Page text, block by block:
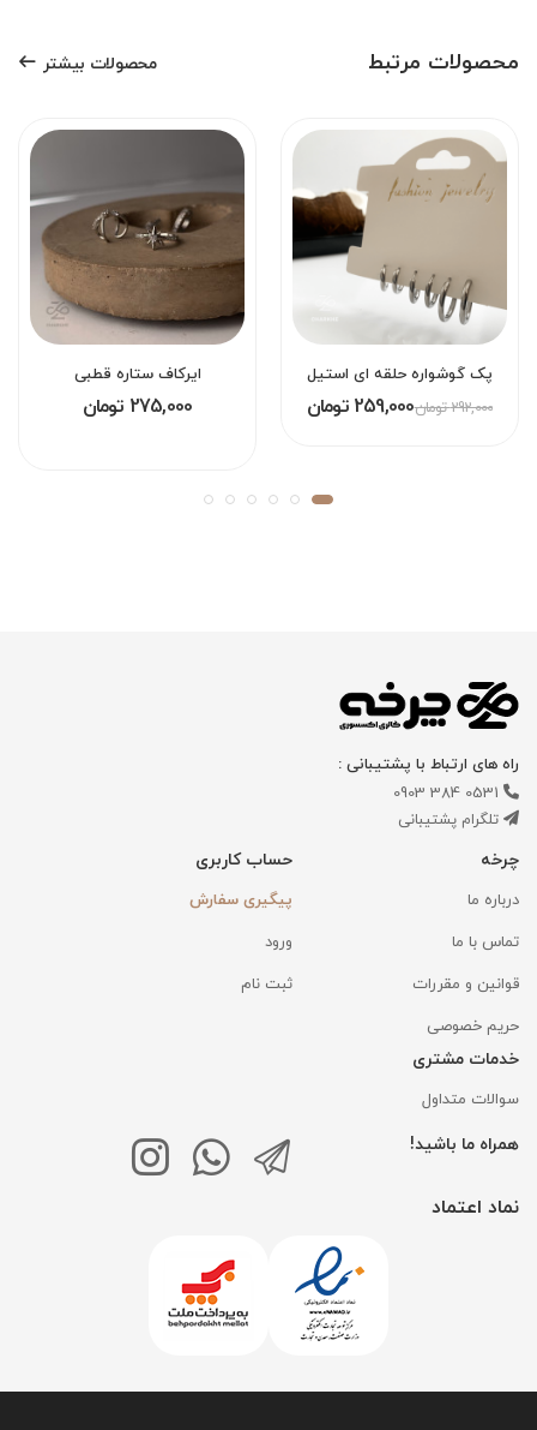
محصولات مرتبط محصولات بیشتر
پک گوشواره حلقه ای استیل
259,000 تومان 292,000 تومان
ایرکاف ستاره قطبی
275,000 تومان
راه های ارتباط با پشتیبانی :
0531 384 0903
تلگرام پشتیبانی
چرخه
درباره ما
تماس با ما
قوانین و مقررات
حریم خصوصی
حساب کاربری
پیگیری سفارش
ورود
ثبت نام
خدمات مشتری
سوالات متداول
همراه ما باشید!
نماد اعتماد